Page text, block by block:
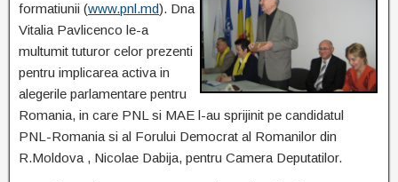
formatiunii (www.pnl.md). Dna
Vitalia Pavlicenco le-a
multumit tuturor celor prezenti
pentru implicarea activa in
alegerile parlamentare pentru
Romania, in care PNL si MAE l-au sprijinit pe candidatul
PNL-Romania si al Forului Democrat al Romanilor din
R.Moldova , Nicolae Dabija, pentru Camera Deputatilor.